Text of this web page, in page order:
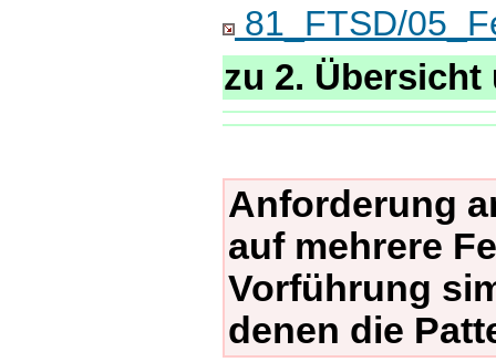
81_FTSD/
zu 2. Übersicht
Anforderung
auf mehrere
Vorführung
denen die